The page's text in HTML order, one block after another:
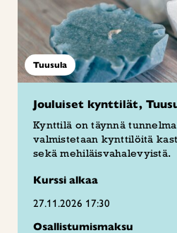
Tuusula
Jouluiset kynttilät,
Kynttilä on täynnä
valmistetaan kynttilöitä
sekä mehiläisvahalevyistä.
Kurssi alkaa
27.11.2026 17:30
Osallistumismaksu